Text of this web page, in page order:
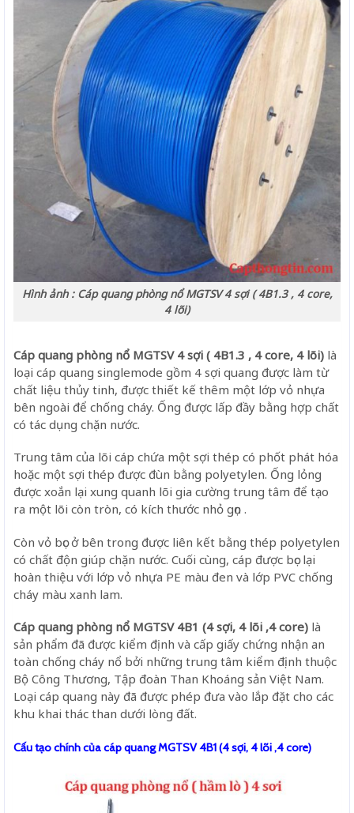
Hình ảnh : Cáp quang phòng nổ MGTSV 4 sợi ( 4B1.3 , 4 core,
4 lõi)
Cáp quang phòng nổ MGTSV 4 sợi ( 4B1.3 , 4 core, 4 lõi) là
loại cáp quang singlemode gồm 4 sợi quang được làm từ
chất liệu thủy tinh, được thiết kế thêm một lớp vỏ nhựa
bên ngoài để chống cháy. Ống được lấp đầy bằng hợp chất
có tác dụng chặn nước.
Trung tâm của lõi cáp chứa một sợi thép có phốt phát hóa
hoặc một sợi thép được đùn bằng polyetylen. Ống lỏng
được xoắn lại xung quanh lõi gia cường trung tâm để tạo
ra một lõi còn tròn, có kích thước nhỏ gọn .
Còn vỏ bọc ở bên trong được liên kết bằng thép polyetylen
có chất độn giúp chặn nước. Cuối cùng, cáp được bọc lại
hoàn thiệu với lớp vỏ nhựa PE màu đen và lớp PVC chống
cháy màu xanh lam.
Cáp quang phòng nổ MGTSV 4B1 (4 sợi, 4 lõi ,4 core) là
sản phẩm đã được kiểm định và cấp giấy chứng nhận an
toàn chống cháy nổ bởi những trung tâm kiểm định thuộc
Bộ Công Thương, Tập đoàn Than Khoáng sản Việt Nam.
Loại cáp quang này đã được phép đưa vào lắp đặt cho các
khu khai thác than dưới lòng đất.
Cấu tạo chính của cáp quang MGTSV 4B1 (4 sợi, 4 lõi ,4 core)